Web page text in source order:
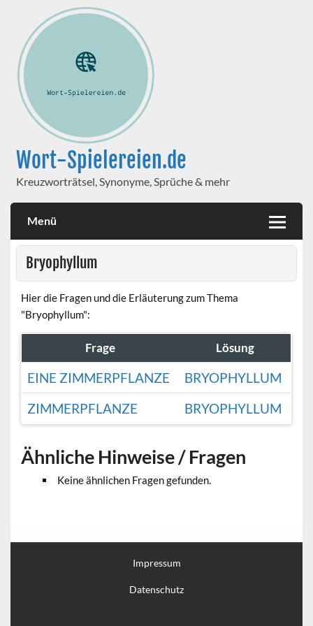
Wort-Spielereien.de
Kreuzworträtsel, Synonyme, Sprüche & mehr
Menü
Bryophyllum
Hier die Fragen und die Erläuterung zum Thema
"Bryophyllum":
Frage Lösung
EINE ZIMMERPFLANZE
BRYOPHYLLUM
ZIMMERPFLANZE
BRYOPHYLLUM
Ähnliche Hinweise / Fragen
Keine ähnlichen Fragen gefunden.
Impressum
Datenschutz